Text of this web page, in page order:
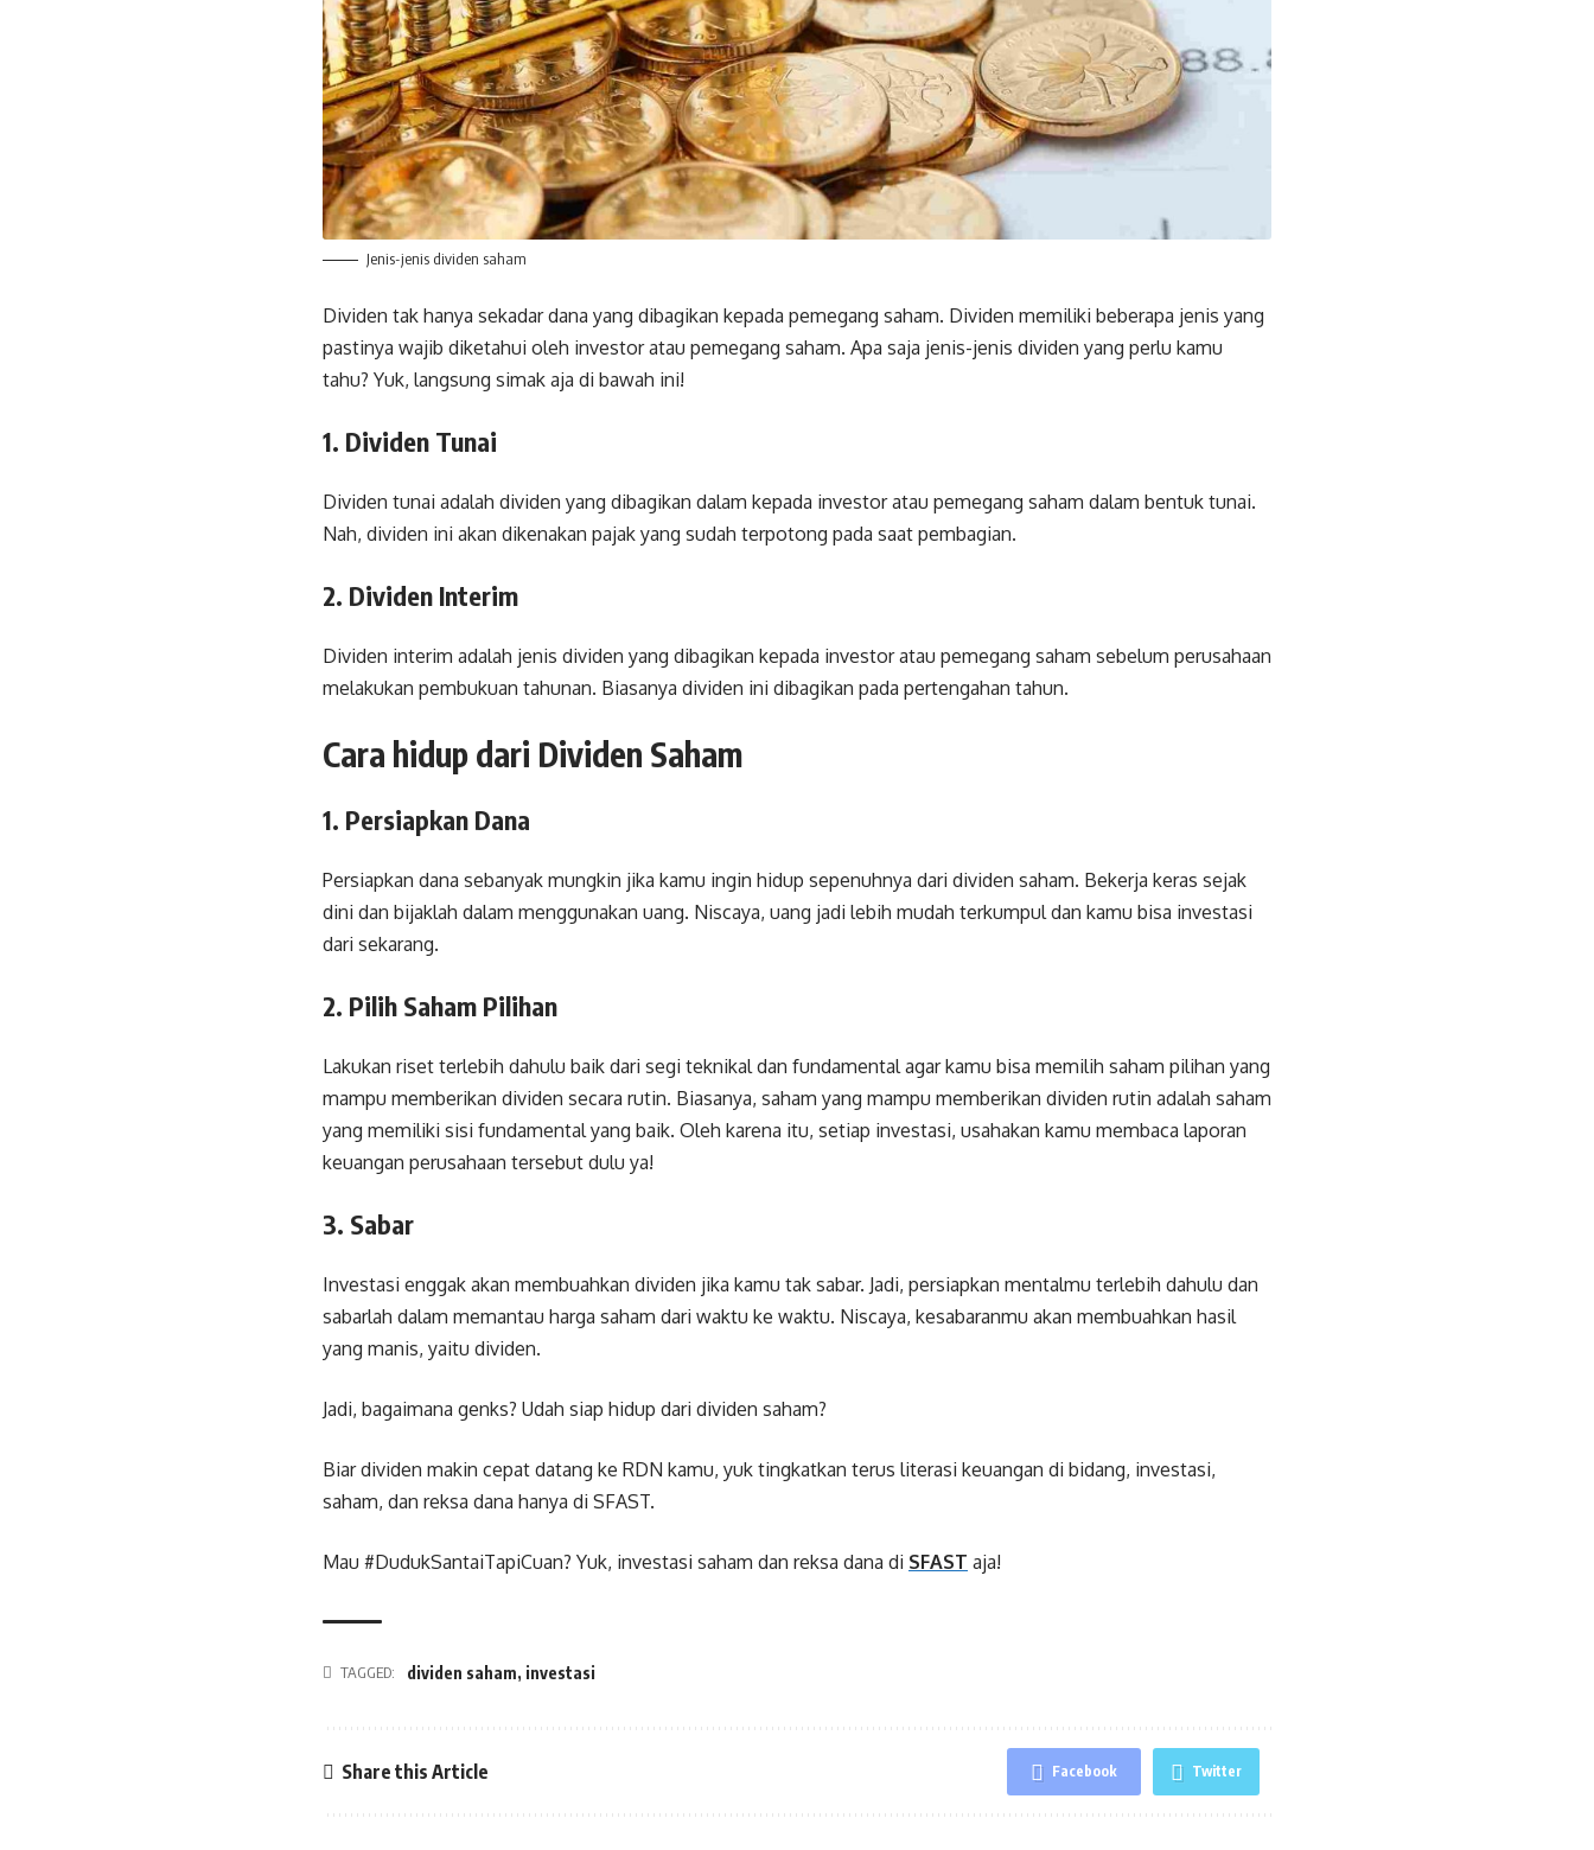
Jenis-jenis dividen saham
Dividen tak hanya sekadar dana yang dibagikan kepada pemegang saham. Dividen memiliki beberapa jenis yang
pastinya wajib diketahui oleh investor atau pemegang saham. Apa saja jenis-jenis dividen yang perlu kamu
tahu? Yuk, langsung simak aja di bawah ini!
1. Dividen Tunai
Dividen tunai adalah dividen yang dibagikan dalam kepada investor atau pemegang saham dalam bentuk tunai.
Nah, dividen ini akan dikenakan pajak yang sudah terpotong pada saat pembagian.
2. Dividen Interim
Dividen interim adalah jenis dividen yang dibagikan kepada investor atau pemegang saham sebelum perusahaan
melakukan pembukuan tahunan. Biasanya dividen ini dibagikan pada pertengahan tahun.
Cara hidup dari Dividen Saham
1. Persiapkan Dana
Persiapkan dana sebanyak mungkin jika kamu ingin hidup sepenuhnya dari dividen saham. Bekerja keras sejak
dini dan bijaklah dalam menggunakan uang. Niscaya, uang jadi lebih mudah terkumpul dan kamu bisa investasi
dari sekarang.
2. Pilih Saham Pilihan
Lakukan riset terlebih dahulu baik dari segi teknikal dan fundamental agar kamu bisa memilih saham pilihan yang
mampu memberikan dividen secara rutin. Biasanya, saham yang mampu memberikan dividen rutin adalah saham
yang memiliki sisi fundamental yang baik. Oleh karena itu, setiap investasi, usahakan kamu membaca laporan
keuangan perusahaan tersebut dulu ya!
3. Sabar
Investasi enggak akan membuahkan dividen jika kamu tak sabar. Jadi, persiapkan mentalmu terlebih dahulu dan
sabarlah dalam memantau harga saham dari waktu ke waktu. Niscaya, kesabaranmu akan membuahkan hasil
yang manis, yaitu dividen.
Jadi, bagaimana genks? Udah siap hidup dari dividen saham?
Biar dividen makin cepat datang ke RDN kamu, yuk tingkatkan terus literasi keuangan di bidang, investasi,
saham, dan reksa dana hanya di SFAST.
Mau #DudukSantaiTapiCuan? Yuk, investasi saham dan reksa dana di SFAST aja!
TAGGED: dividen saham, investasi
Share this Article Facebook Twitter